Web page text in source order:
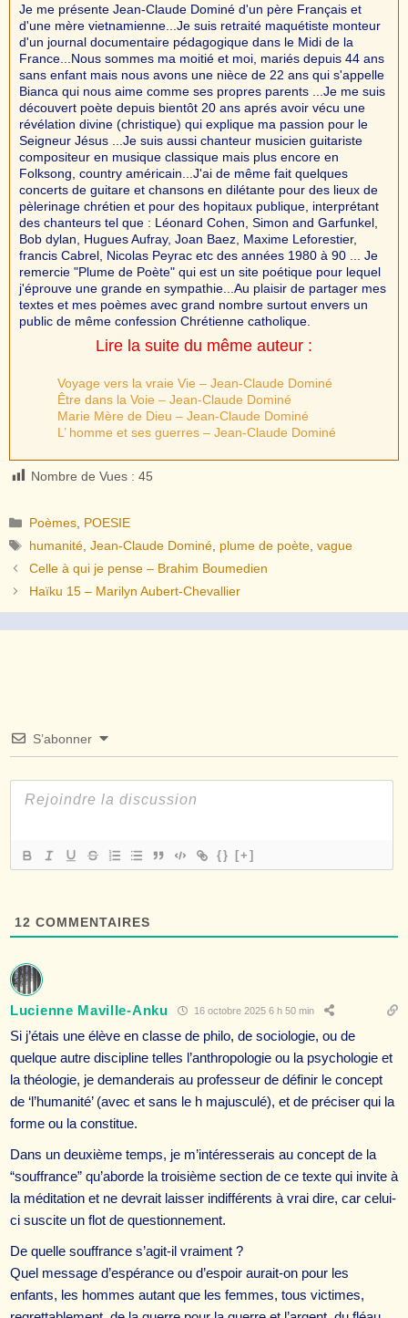
Je me présente Jean-Claude Dominé d'un père Français et
d'une mère vietnamienne...Je suis retraité maquétiste monteur
d'un journal documentaire pédagogique dans le Midi de la
France...Nous sommes ma moitié et moi, mariés depuis 44 ans
sans enfant mais nous avons une nièce de 22 ans qui s'appelle
Bianca qui nous aime comme ses propres parents ...Je me suis
découvert poète depuis bientôt 20 ans aprés avoir vécu une
révélation divine (christique) qui explique ma passion pour le
Seigneur Jésus ...Je suis aussi chanteur musicien guitariste
compositeur en musique classique mais plus encore en
Folksong, country américain...J'ai de même fait quelques
concerts de guitare et chansons en dilétante pour des lieux de
pèlerinage chrétien et pour des hopitaux publique, interprétant
des chanteurs tel que : Léonard Cohen, Simon and Garfunkel,
Bob dylan, Hugues Aufray, Joan Baez, Maxime Leforestier,
francis Cabrel, Nicolas Peyrac etc des années 1980 à 90 ... Je
remercie "Plume de Poète" qui est un site poétique pour lequel
j'éprouve une grande en sympathie...Au plaisir de partager mes
textes et mes poèmes avec grand nombre surtout envers un
public de même confession Chrétienne catholique.
Lire la suite du même auteur :
Voyage vers la vraie Vie – Jean-Claude Dominé
Être dans la Voie – Jean-Claude Dominé
Marie Mère de Dieu – Jean-Claude Dominé
L’ homme et ses guerres – Jean-Claude Dominé
Nombre de Vues : 45
Catégories
Poèmes POESIE
Étiquettes
humanité ,Jean-Claude Dominé plume de poète ,vague
Celle à qui je pense – Brahim Boumedien
Haïku 15 – Marilyn Aubert-Chevallier
S’abonner
{} [+]
12 COMMENTAIRES
Lucienne Maville-Anku 16 octobre 2025 6 h 50 min
Si j’étais une élève en classe de philo, de sociologie, ou de
quelque autre discipline telles l’anthropologie ou la psychologie et
la théologie, je demanderais au professeur de définir le concept
de ‘l’humanité’ (avec et sans le h majusculé), et de préciser qui la
forme ou la constitue.
Dans un deuxième temps, je m’intéresserais au concept de la
“souffrance” qu’aborde la troisième section de ce texte qui invite à
la méditation et ne devrait laisser indifférents à vrai dire, car celui-
ci suscite un flot de questionnement.
De quelle souffrance s’agit-il vraiment ?
Quel message d’espérance ou d’espoir aurait-on pour les
enfants, les hommes autant que les femmes, tous victimes,